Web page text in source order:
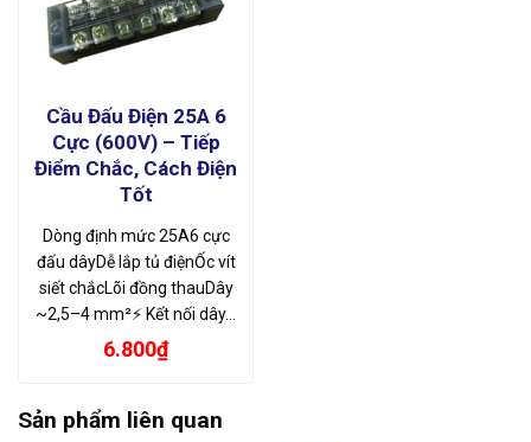
Cầu Đấu Điện 25A 6
Cực (600V) – Tiếp
Điểm Chắc, Cách Điện
Tốt
Dòng định mức 25A6 cực
đấu dâyDễ lắp tủ điệnỐc vít
siết chắcLõi đồng thauDây
~2,5–4 mm²⚡ Kết nối dây…
6.800₫
Sản phẩm liên quan